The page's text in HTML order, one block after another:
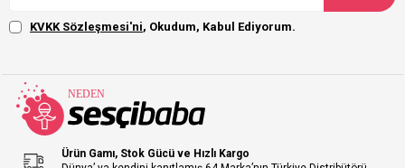
KVKK Sözleşmesi'ni, Okudum, Kabul Ediyorum.
Ürün Gamı, Stok Gücü ve Hızlı Kargo